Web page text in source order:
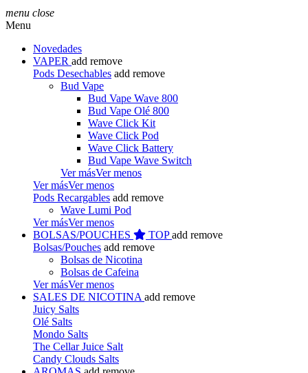
menu close
Menu
Novedades
VAPER add remove
Pods Desechables add remove
Bud Vape
Bud Vape Wave 800
Bud Vape Olé 800
Wave Click Kit
Wave Click Pod
Wave Click Battery
Bud Vape Wave Switch
Ver másVer menos
Ver másVer menos
Pods Recargables add remove
Wave Lumi Pod
Ver másVer menos
BOLSAS/POUCHES
TOPadd remove
Bolsas/Pouches add remove
Bolsas de Nicotina
Bolsas de Cafeina
Ver másVer menos
SALES DE NICOTINA add remove
Juicy Salts
Olé Salts
Mondo Salts
The Cellar Juice Salt
Candy Clouds Salts